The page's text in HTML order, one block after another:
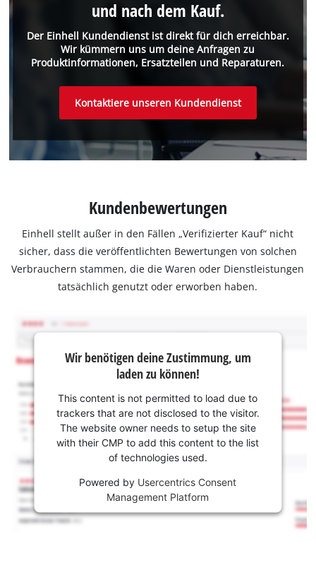
Der Einhell Kundendienst ist direkt für dich erreichbar.
Wir kümmern uns um deine Anfragen zu
Produktinformationen, Ersatzteilen und Reparaturen.
und nach dem Kauf.
Kontaktiere unseren Kundendienst
Kundenbewertungen
Einhell stellt außer in den Fällen „Verifizierter Kauf“ nicht
sicher, dass die veröffentlichten Bewertungen von solchen
Verbrauchern stammen, die die Waren oder Dienstleistungen
tatsächlich genutzt oder erworben haben.
Wir benötigen deine Zustimmung, um
laden zu können!
This content is not permitted to load due to
trackers that are not disclosed to the visitor.
The website owner needs to setup the site
with their CMP to add this content to the list
of technologies used.
Powered by Usercentrics Consent
Management Platform